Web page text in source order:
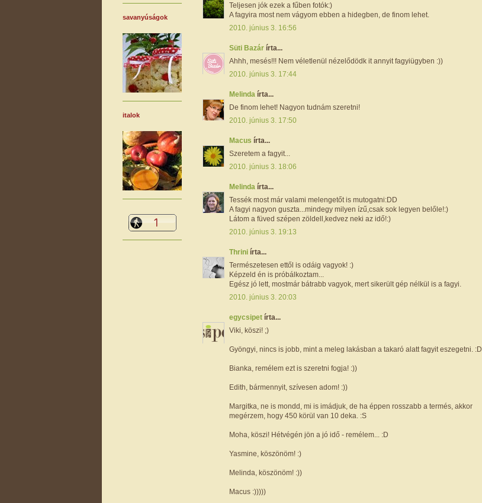
Teljesen jók ezek a fűben fotók:)
A fagyira most nem vágyom ebben a hidegben, de finom lehet.
2010. június 3. 16:56
Süti Bazár írta...
Ahhh, mesés!!! Nem véletlenül nézelődödk it annyit fagyiügyben :))
2010. június 3. 17:44
Melinda írta...
De finom lehet! Nagyon tudnám szeretni!
2010. június 3. 17:50
Macus írta...
Szeretem a fagyit...
2010. június 3. 18:06
Melinda írta...
Tessék most már valami melengetőt is mutogatni:DD
A fagyi nagyon guszta...mindegy milyen ízű,csak sok legyen belőle!:)
Látom a füved szépen zöldell,kedvez neki az idő!:)
2010. június 3. 19:13
Thrini írta...
Természetesen ettől is odáig vagyok! :)
Képzeld én is próbálkoztam...
Egész jó lett, mostmár bátrabb vagyok, mert sikerült gép nélkül is a fagyi.
2010. június 3. 20:03
egycsipet írta...
Viki, köszi! ;)
Gyöngyi, nincs is jobb, mint a meleg lakásban a takaró alatt fagyit eszegetni. :D
Bianka, remélem ezt is szeretni fogja! :))
Edith, bármennyit, szívesen adom! :))
Margitka, ne is mondd, mi is imádjuk, de ha éppen rosszabb a termés, akkor
megérzem, hogy 450 körül van 10 deka. :S
Moha, köszi! Hétvégén jön a jó idő - remélem... :D
Yasmine, köszönöm! :)
Melinda, köszönöm! :))
Macus :)))))
savanyúságok
italok